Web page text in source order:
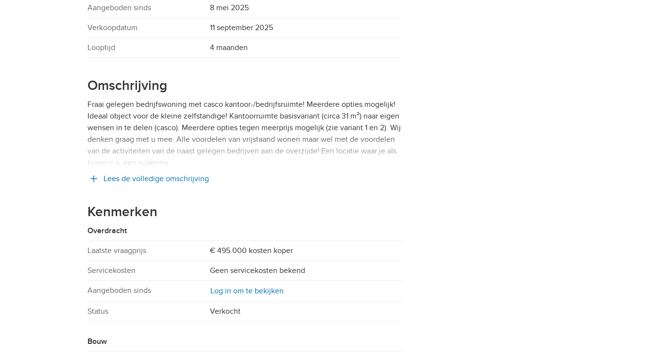
Aangeboden sinds 8 mei 2025
Verkoopdatum 11 september 2025
Looptijd 4 maanden
Omschrijving
Fraai gelegen bedrijfswoning met casco kantoor-/bedrijfsruimte! Meerdere opties mogelijk!
Ideaal object voor de kleine zelfstandige! Kantoorruimte basisvariant (circa 31 m²) naar eigen
wensen in te delen (casco). Meerdere opties tegen meerprijs mogelijk (zie variant 1 en 2). Wij
denken graag met u mee. Alle voordelen van vrijstaand wonen maar wel met de voordelen
van de activiteiten van de naast gelegen bedrijven aan de overzijde! Een locatie waar je als
buren o.a. een superma …
Lees de volledige omschrijving
Kenmerken
Overdracht
Laatste vraagprijs € 495.000 kosten koper
Servicekosten Geen servicekosten bekend
Aangeboden sinds Log in om te bekijken
Status Verkocht
Bouw